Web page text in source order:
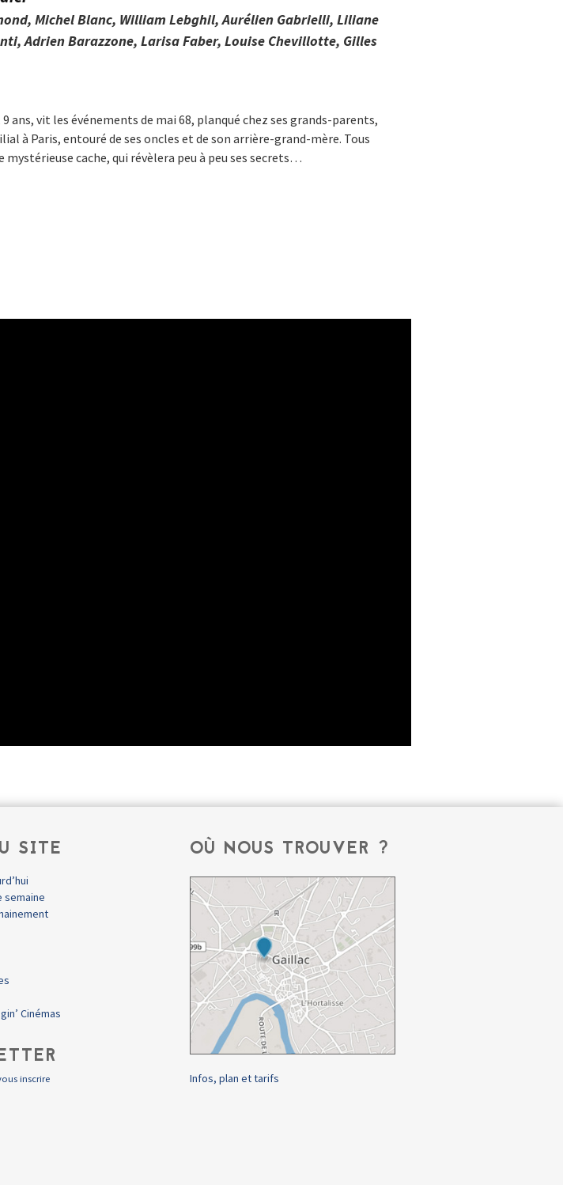
Michel Blanc, William Lebghil, Aurélien Gabrielli, Liliane
Adrien Barazzone, Larisa Faber, Louise Chevillotte, Gilles
ans, vit les événements de mai 68, planqué chez ses grands-parents,
à Paris, entouré de ses oncles et de son arrière-grand-mère. Tous
mystérieuse cache, qui révèlera peu à peu ses secrets…
SITE
semaine
Cinémas
inscrire
OÙ NOUS TROUVER ?
Infos, plan et tarifs